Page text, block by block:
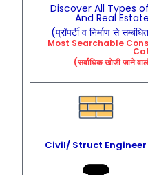
Discover All Types
And Real
(प्रॉपर्टी व निर्माण से
Most Searchable
(सर्वाधिक खोजी जाने
Civil/ Struct Engineer